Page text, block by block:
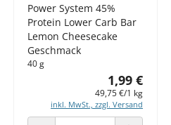
Power System 45%
Protein Lower Carb Bar
Lemon Cheesecake
Geschmack
40 g
1,99 €
49,75 €/1 kg
inkl. MwSt., zzgl. Versand